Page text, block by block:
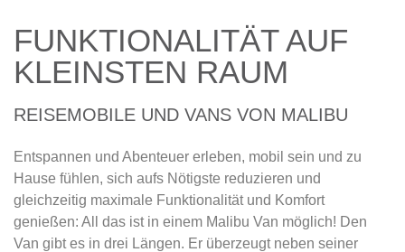
FUNKTIONALITÄT AUF
KLEINSTEN RAUM
REISEMOBILE UND VANS VON MALIBU
Entspannen und Abenteuer erleben, mobil sein und zu
Hause fühlen, sich aufs Nötigste reduzieren und
gleichzeitig maximale Funktionalität und Komfort
genießen: All das ist in einem Malibu Van möglich! Den
Van gibt es in drei Längen. Er überzeugt neben seiner